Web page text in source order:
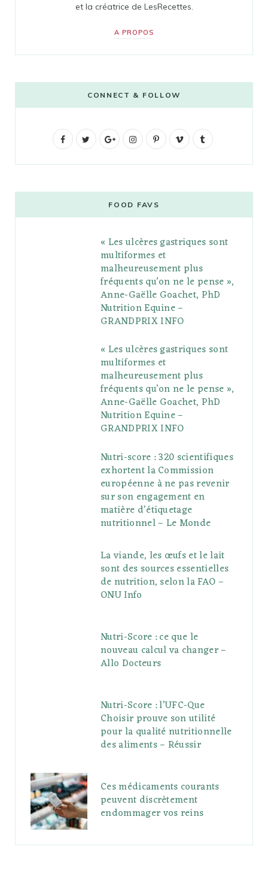
et la créatrice de LesRecettes.
A PROPOS
CONNECT & FOLLOW
F
b
t
G
g
l
e
P
l
s
I
t
a
g
r
a
m
P
e
r
e
s
V
o
l
r
FOOD FAVS
« Les ulcères gastriques sont
multiformes et
malheureusement plus
fréquents qu’on ne le pense »,
Anne-Gaëlle Goachet, PhD
Nutrition Equine –
GRANDPRIX INFO
« Les ulcères gastriques sont
multiformes et
malheureusement plus
fréquents qu’on ne le pense »,
Anne-Gaëlle Goachet, PhD
Nutrition Equine –
GRANDPRIX INFO
Nutri-score : 320 scientifiques
exhortent la Commission
européenne à ne pas revenir
sur son engagement en
matière d’étiquetage
nutritionnel – Le Monde
La viande, les œufs et le lait
sont des sources essentielles
de nutrition, selon la FAO –
ONU Info
Nutri-Score : ce que le
nouveau calcul va changer –
Allo Docteurs
Nutri-Score : l’UFC-Que
Choisir prouve son utilité
pour la qualité nutritionnelle
des aliments – Réussir
Ces médicaments courants
peuvent discrètement
endommager vos reins